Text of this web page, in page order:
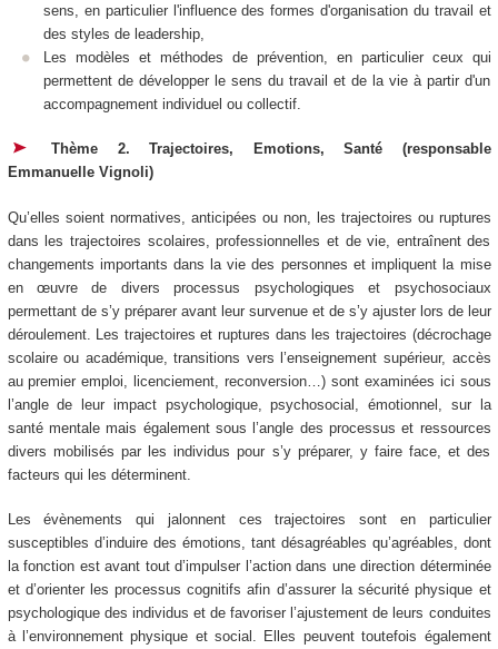
sens, en particulier l'influence des formes d'organisation du travail et
des styles de leadership,
Les modèles et méthodes de prévention, en particulier ceux qui
permettent de développer le sens du travail et de la vie à partir d'un
accompagnement individuel ou collectif.
Thème 2. Trajectoires, Emotions, Santé (responsable
Emmanuelle Vignoli)
Qu’elles soient normatives, anticipées ou non, les trajectoires ou ruptures
dans les trajectoires scolaires, professionnelles et de vie, entraînent des
changements importants dans la vie des personnes et impliquent la mise
en œuvre de divers processus psychologiques et psychosociaux
permettant de s’y préparer avant leur survenue et de s’y ajuster lors de leur
déroulement. Les trajectoires et ruptures dans les trajectoires (décrochage
scolaire ou académique, transitions vers l’enseignement supérieur, accès
au premier emploi, licenciement, reconversion…) sont examinées ici sous
l’angle de leur impact psychologique, psychosocial, émotionnel, sur la
santé mentale mais également sous l’angle des processus et ressources
divers mobilisés par les individus pour s’y préparer, y faire face, et des
facteurs qui les déterminent.
Les évènements qui jalonnent ces trajectoires sont en particulier
susceptibles d’induire des émotions, tant désagréables qu’agréables, dont
la fonction est avant tout d’impulser l’action dans une direction déterminée
et d’orienter les processus cognitifs afin d’assurer la sécurité physique et
psychologique des individus et de favoriser l’ajustement de leurs conduites
à l’environnement physique et social. Elles peuvent toutefois également